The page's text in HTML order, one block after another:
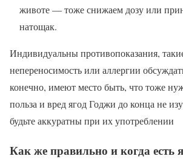
животе — тоже снижаем дозу или
натощак.
Индивидуальны противопоказания,
непереносимость или аллергии
конечно, имеют место быть, что тоже
польза и вред ягод Годжи до конца не
будьте аккуратны при их употреблении
Как же правильно и когда есть